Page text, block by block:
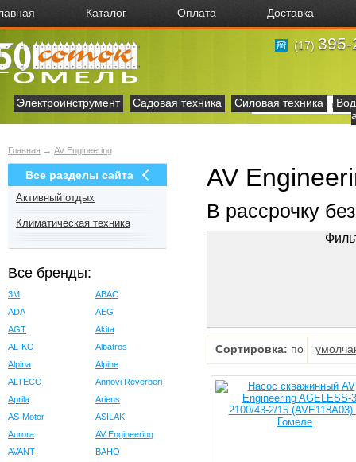
Каталог Оплата Доставка
(17) 395-
Электроинструмент Садовая техника Силовая техника
Главная → AV Engineering
Все разделы сайта
Активный отдых
Климатическая техника
Все бренды:
3M
ABAC
ADA
AEG
AGT
Akita
AL-KO
Albatros
Alpina
Alpine
ALTECO
Annovi Reverberi
Aprila
Ariens
AS-Motor
ASILAK
Aurora
AV Engineering
AVANT
BAHO
AV
В рассрочку
Сортировка: по